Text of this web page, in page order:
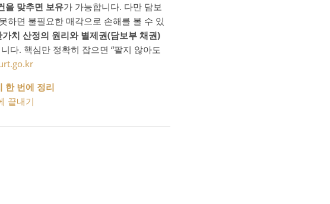
을 맞추면 보유가 가능합니다. 다만 담보
하면 불필요한 매각으로 손해를 볼 수 있
가치 산정의 원리와 별제권(담보부 채권)
다. 핵심만 정확히 잡으면 “팔지 않아도
한 번에 정리
끝내기